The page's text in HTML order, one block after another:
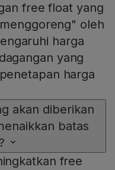
free float yang
oleh
harga
yang
harga
akan diberikan
batas
free